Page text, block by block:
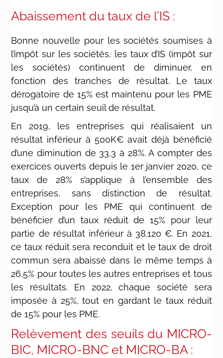
Abaissement du taux de l’IS :
Bonne nouvelle pour les sociétés soumises à
l’impôt sur les sociétés, les taux d’IS (impôt sur
les sociétés) continuent de diminuer, en
fonction des tranches de résultat. Le taux
dérogatoire de 15% est maintenu pour les PME
jusqu’à un certain seuil de résultat.
En 2019, les entreprises qui réalisaient un
résultat inférieur à 500K€ avait déjà bénéficié
d’une diminution de 33,3 à 28%. A compter des
exercices ouverts depuis le 1er janvier 2020, ce
taux de 28% s’applique à l’ensemble des
entreprises, sans distinction de résultat.
Exception pour les PME qui continuent de
bénéficier d’un taux réduit de 15% pour leur
partie de résultat inférieur à 38.120 €. En 2021,
ce taux réduit sera reconduit et le taux de droit
commun sera abaissé dans le même temps à
26,5% pour toutes les autres entreprises et tous
les résultats. En 2022, chaque société sera
imposée à 25%, tout en gardant le taux réduit
de 15% pour les PME.
Relèvement des seuils du MICRO-
BIC, MICRO-BNC et MICRO-BA :